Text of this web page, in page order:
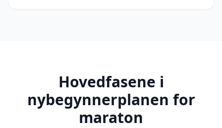
Hovedfasene i
nybegynnerplanen for
maraton